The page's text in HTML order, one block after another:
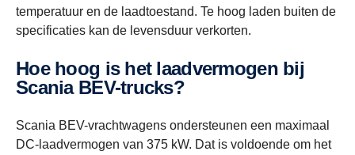
temperatuur en de laadtoestand. Te hoog laden buiten de
specificaties kan de levensduur verkorten.
Hoe hoog is het laadvermogen bij
Scania BEV-trucks?
Scania BEV-vrachtwagens ondersteunen een maximaal
DC-laadvermogen van 375 kW. Dat is voldoende om het